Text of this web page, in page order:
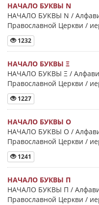
НАЧАЛО БУКВЫ Ν
НАЧАЛО БУКВЫ Ν /
Православной Церкви /
1232
НАЧАЛО БУКВЫ Ξ
НАЧАЛО БУКВЫ Ξ /
Православной Церкви /
1227
НАЧАЛО БУКВЫ Ο
НАЧАЛО БУКВЫ Ο /
Православной Церкви /
1241
НАЧАЛО БУКВЫ Π
НАЧАЛО БУКВЫ Π /
Православной Церкви /